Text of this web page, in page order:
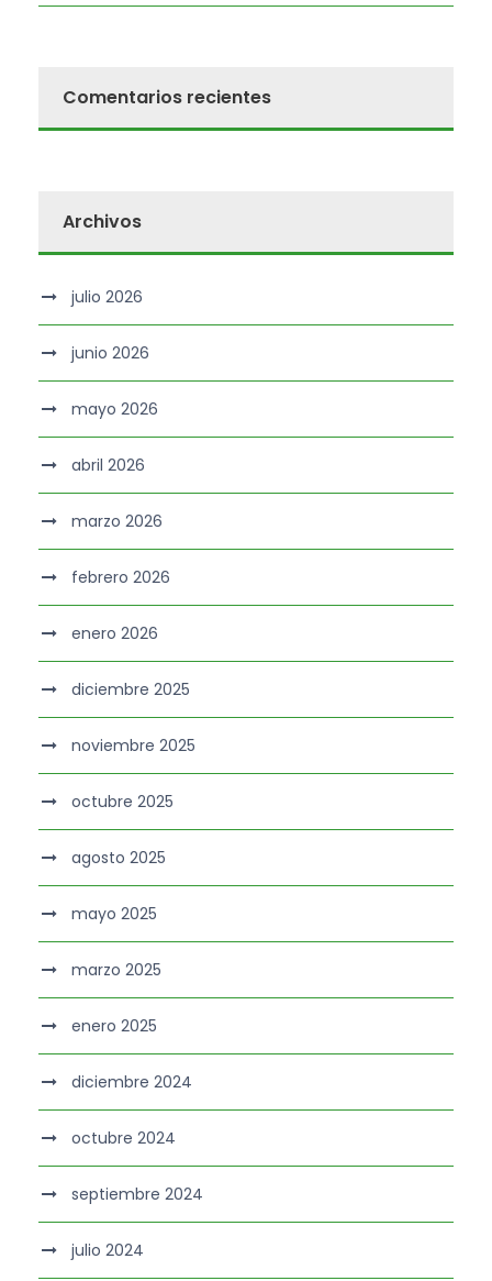
Comentarios recientes
Archivos
julio 2026
junio 2026
mayo 2026
abril 2026
marzo 2026
febrero 2026
enero 2026
diciembre 2025
noviembre 2025
octubre 2025
agosto 2025
mayo 2025
marzo 2025
enero 2025
diciembre 2024
octubre 2024
septiembre 2024
julio 2024